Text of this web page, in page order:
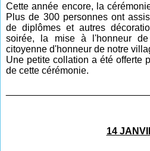
Cette année encore, la
Plus de 300 personnes ont
de diplômes et autres
soirée, la mise à l'honneur
citoyenne d'honneur de notre
Une petite collation a été offerte
de cette cérémonie.
14